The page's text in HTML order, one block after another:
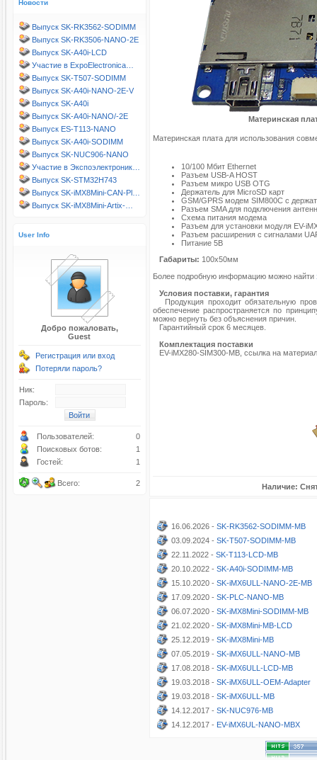
Новости
Выпуск SK-RK3562-SODIMM
Выпуск SK-RK3506-NANO-2E
Выпуск SK-A40i-LCD
Участие в ExpoElectronica…
Выпуск SK-T507-SODIMM
Выпуск SK-A40i-NANO-2E-V
Выпуск SK-A40i
Выпуск SK-A40i-NANO/-2E
Выпуск ES-T113-NANO
Выпуск SK-A40i-SODIMM
Выпуск SK-NUC906-NANO
Участие в Экспоэлектроник…
Выпуск SK-STM32H743
Выпуск SK-iMX8Mini-CAN-Pl…
Выпуск SK-iMX8Mini-Artix-…
User Info
Добро пожаловать,
Guest
Регистрация или вход
Потеряли пароль?
Ник:
Пароль:
Пользователей:
0
Поисковых ботов:
1
Гостей:
1
Всего: 2
Материнская
Материнская плата для использования
10/100 Мбит Ethernet
Разъем USB-A HOST
Разъем микро USB OTG
Держатель для MicroSD карт
GSM/GPRS модем SIM800C с
Разъем SMA для подключения
Схема питания модема
Разъем для установки модуля EV-
Разъем расширения с сигналами
Питание 5В
Габариты: 100х50мм
Более подробную информацию можно найти
Условия поставки, гарантия
Продукция проходит обязательную
обеспечение распространяется по
можно вернуть без объяснения причин.
Гарантийный срок 6 месяцев.
Комплектация поставки
EV-iMX280-SIM300-MB, ссылка на
Наличие:
16.06.2026 - SK-RK3562-SODIMM-MB
03.09.2024 - SK-T507-SODIMM-MB
22.11.2022 - SK-T113-LCD-MB
20.10.2022 - SK-A40i-SODIMM-MB
15.10.2020 - SK-iMX6ULL-NANO-2E-MB
17.09.2020 - SK-PLC-NANO-MB
06.07.2020 - SK-iMX8Mini-SODIMM-MB
21.02.2020 - SK-iMX8Mini-MB-LCD
25.12.2019 - SK-iMX8Mini-MB
07.05.2019 - SK-iMX6ULL-NANO-MB
17.08.2018 - SK-iMX6ULL-LCD-MB
19.03.2018 - SK-iMX6ULL-OEM-Adapter
19.03.2018 - SK-iMX6ULL-MB
14.12.2017 - SK-NUC976-MB
14.12.2017 - EV-iMX6UL-NANO-MBX